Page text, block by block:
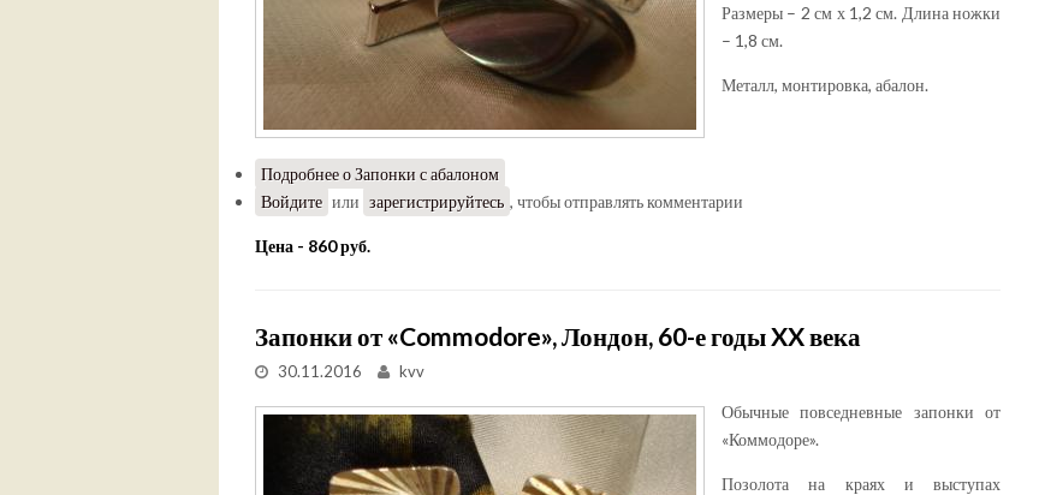
Размеры – 2 см х 1,2 см. Длина ножки
– 1,8 см.
Металл, монтировка, абалон.
Подробнеео Запонки с абалоном
Войдите или зарегистрируйтесь , чтобы отправлять комментарии
Цена - 860 руб.
Запонки от «Commodore», Лондон, 60-е годы XX века
30.11.2016 kvv
Обычные повседневные запонки от
«Коммодоре».
Позолота на краях и выступах